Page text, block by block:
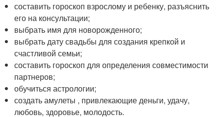
составить гороскоп взрослому и ребенку, разъяснить
его на консультации;
выбрать имя для новорожденного;
выбрать дату свадьбы для создания крепкой и
счастливой семьи;
составить гороскоп для определения совместимости
партнеров;
обучиться астрологии;
создать амулеты , привлекающие деньги, удачу,
любовь, здоровье, молодость.